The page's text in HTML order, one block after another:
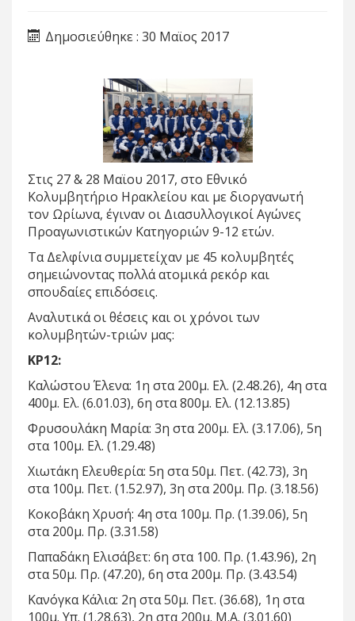
Δημοσιεύθηκε : 30 Μαϊος 2017
Στις 27 & 28 Μαϊου 2017, στο Εθνικό
Κολυμβητήριο Ηρακλείου και με διοργανωτή
τον Ωρίωνα, έγιναν οι Διασυλλογικοί Αγώνες
Προαγωνιστικών Κατηγοριών 9-12 ετών.
Τα Δελφίνια συμμετείχαν με 45 κολυμβητές
σημειώνοντας πολλά ατομικά ρεκόρ και
σπουδαίες επιδόσεις.
Αναλυτικά οι θέσεις και οι χρόνοι των
κολυμβητών-τριών μας:
ΚΡ12:
Καλώστου Έλενα: 1η στα 200μ. Ελ. (2.48.26), 4η στα
400μ. Ελ. (6.01.03), 6η στα 800μ. Ελ. (12.13.85)
Φρυσουλάκη Μαρία: 3η στα 200μ. Ελ. (3.17.06), 5η
στα 100μ. Ελ. (1.29.48)
Χιωτάκη Ελευθερία: 5η στα 50μ. Πετ. (42.73), 3η
στα 100μ. Πετ. (1.52.97), 3η στα 200μ. Πρ. (3.18.56)
Κοκοβάκη Χρυσή: 4η στα 100μ. Πρ. (1.39.06), 5η
στα 200μ. Πρ. (3.31.58)
Παπαδάκη Ελισάβετ: 6η στα 100. Πρ. (1.43.96), 2η
στα 50μ. Πρ. (47.20), 6η στα 200μ. Πρ. (3.43.54)
Κανόγκα Κάλια: 2η στα 50μ. Πετ. (36.68), 1η στα
100μ. Υπ. (1.28.63), 2η στα 200μ. Μ.Α. (3.01.60)